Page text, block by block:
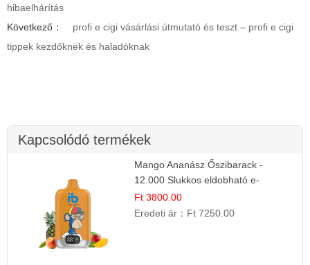
hibaelhárítás
Következő：
profi e cigi vásárlási útmutató és teszt – profi e cigi
tippek kezdőknek és haladóknak
Kapcsolódó termékek
Mango Ananász Őszibarack -
12.000 Slukkos eldobható e-
Cigaretta
Ft 3800.00
Eredeti ár： Ft 7250.00